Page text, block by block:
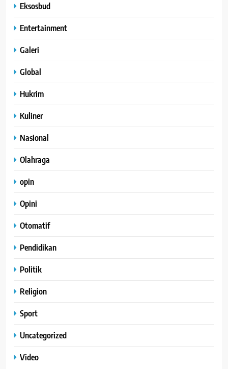
Eksosbud
Entertainment
Galeri
Global
Hukrim
Kuliner
Nasional
Olahraga
opin
Opini
Otomatif
Pendidikan
Politik
Religion
Sport
Uncategorized
Video